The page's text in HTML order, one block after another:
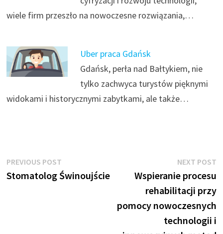
wiele firm przeszło na nowoczesne rozwiązania,…
Uber praca Gdańsk
Gdańsk, perła nad Bałtykiem, nie
tylko zachwyca turystów pięknymi
widokami i historycznymi zabytkami, ale także…
Nawigacja
wpisu
PREVIOUS POSTPrevious
post:
Stomatolog Świnoujście
NEXT POST
Wspieranie procesu
rehabilitacji przy
pomocy nowoczesnych
technologii i